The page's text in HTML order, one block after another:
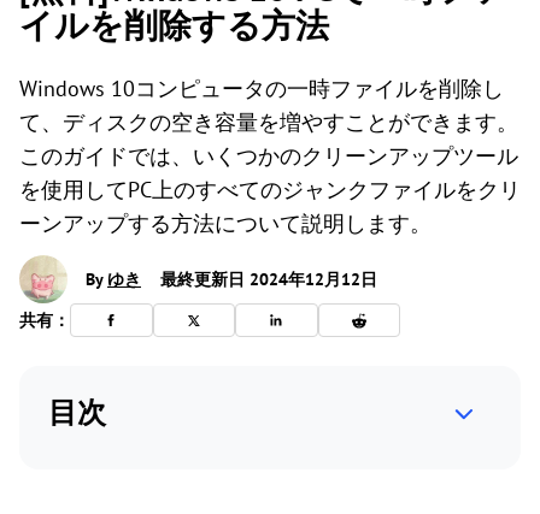
イルを削除する方法
Windows 10コンピュータの一時ファイルを削除し
て、ディスクの空き容量を増やすことができます。
このガイドでは、いくつかのクリーンアップツール
を使用してPC上のすべてのジャンクファイルをクリ
ーンアップする方法について説明します。
By ゆき
最終更新日 2024年12月12日
共有：
目次